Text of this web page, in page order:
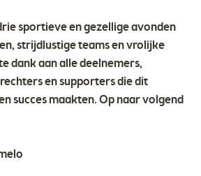
sportieve en gezellige avonden
strijdlustige teams en vrolijke
dank aan alle deelnemers,
en supporters die dit
succes maakten. Op naar volgend